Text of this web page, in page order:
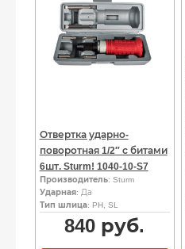
Отвертка ударно-
поворотная 1/2″ с битами
6шт. Sturm! 1040-10-S7
Производитель: Sturm
Ударная: Да
Тип шлица: PH, SL
840 руб.